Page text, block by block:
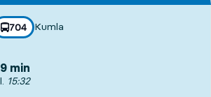
linje
704 Kumla
min
Kl. 15:32, om 59 min
15:32